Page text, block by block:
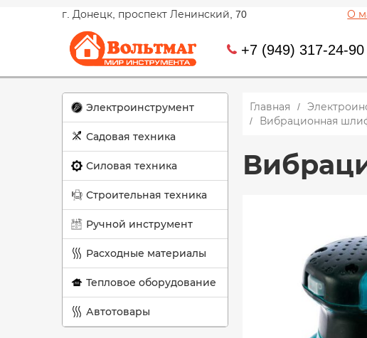
г. Донецк, проспект Ленинский, 70 О
+7 (949) 317-24-90
Электроинструмент
Садовая техника
Силовая техника
Строительная техника
Ручной инструмент
Расходные материалы
Тепловое оборудование
Автотовары
Главная
Вибрационная